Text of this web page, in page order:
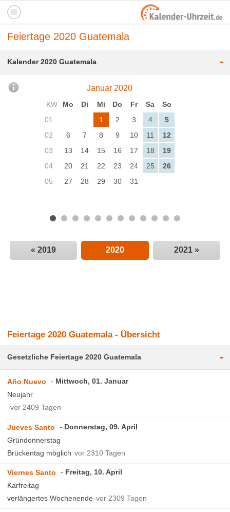
Feiertage 2020 Guatemala
Kalender 2020 Guatemala -
Januar 2020
KW Mo Di Mi Do Fr Sa
So
01
1 2 3 4
5
02
6 7 8 9 10 11
12
03
13 14 15 16 17 18
19
04
20 21 22 23 24 25
26
05
27 28 29 30 31
« 2019 2020 2021 »
Feiertage 2020 Guatemala - Übersicht
Gesetzliche Feiertage 2020 Guatemala -
Año Nuevo
Mittwoch, 01. Januar
Neujahr
vor 2409 Tagen
Jueves Santo
Donnerstag, 09. April
Gründonnerstag
Brückentag möglich vor 2310 Tagen
Viernes Santo
Freitag, 10. April
Karfreitag
verlängertes Wochenende vor 2309 Tagen